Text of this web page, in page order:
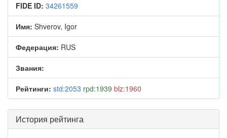
FIDE ID: 34261559
Имя: Shverov, Igor
Федерация: RUS
Звания:
Рейтинги: std:2053 rpd:1939 blz:1960
История рейтинга